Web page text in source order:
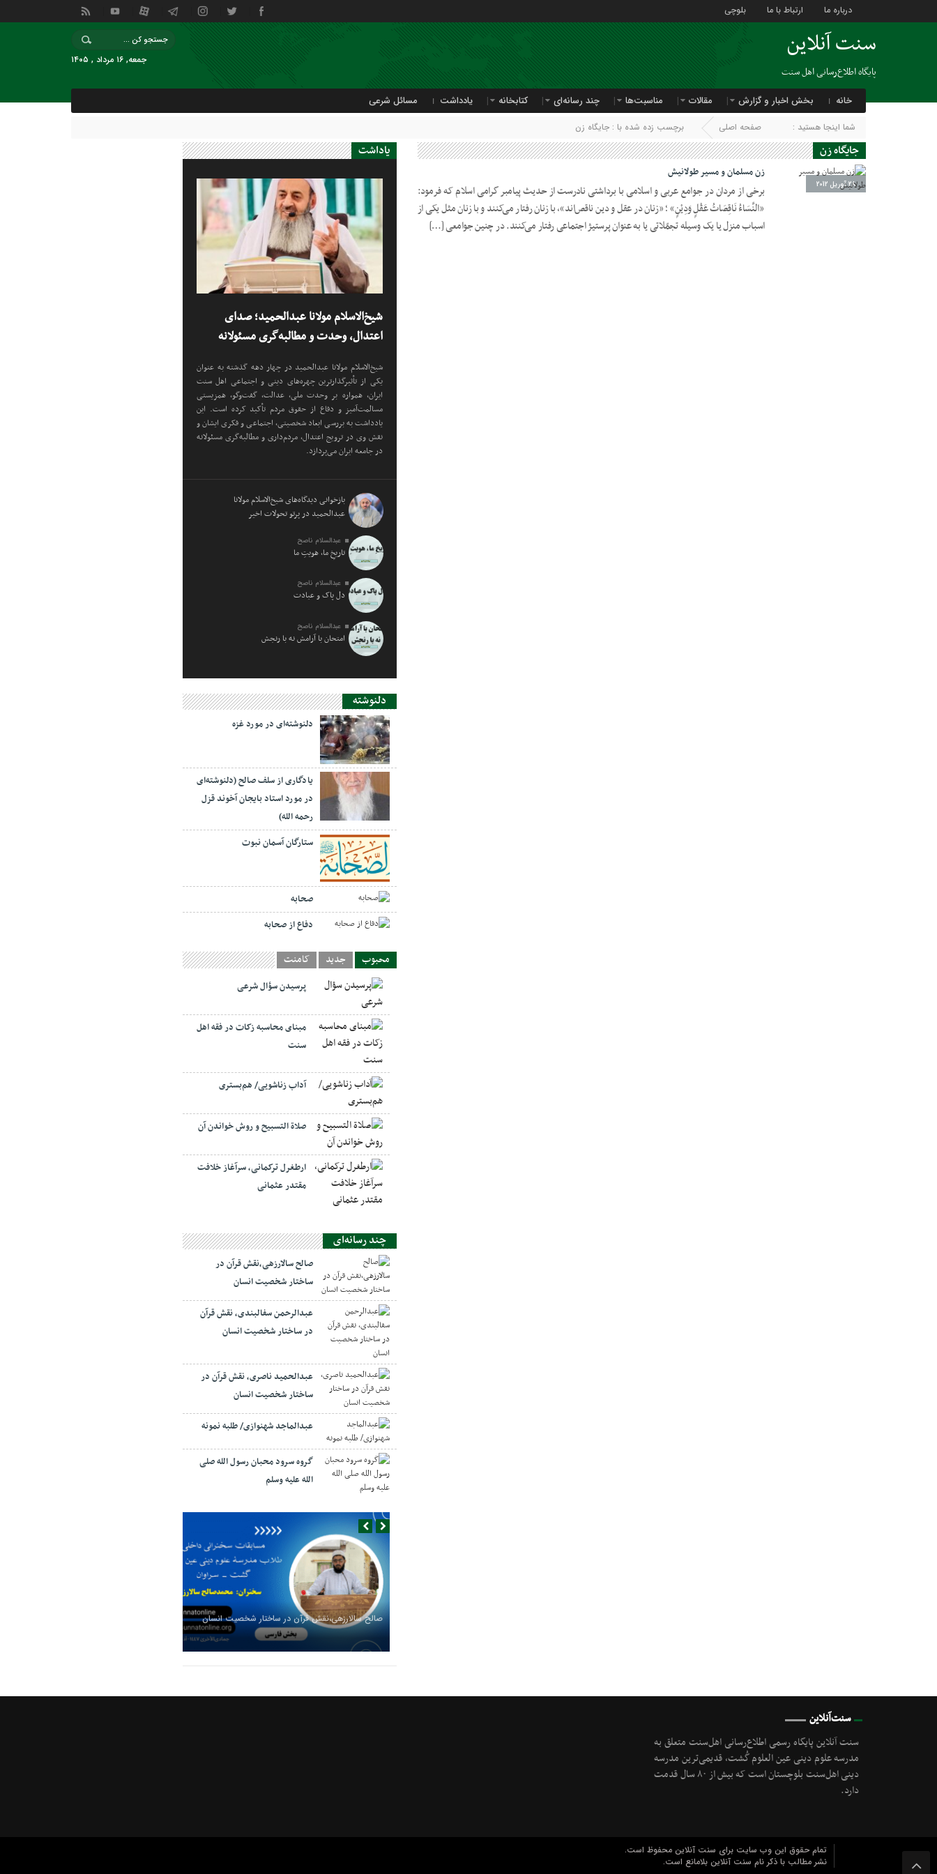
درباره ما ارتباط با ما بلوچی
سنت آنلاین
پایگاه اطلاع‌رسانی اهل سنت
جمعه, ۱۶ مرداد , ۱۴۰۵
خانه بخش اخبار و گزارش مقالات مناسبت‌ها چند رسانه‌ای کتابخانه یادداشت مسائل شرعی
شما اینجا هستید : صفحه اصلی برچسب زده شده با : جایگاه زن
جایگاه زن
28 آوریل 2012
زن مسلمان و مسیر طولانیش
برخی از مردان در جوامع عربی و اسلامی با برداشتی نادرست از حدیث پیامبر گرامی اسلام که فرمود:
«النِّسَاءُ نَاقِصَاتُ عَقْلٍ وَدِیْنٍ» ؛ «زنان در عقل و دین ناقص‌اند»، با زنان رفتار می‌کنند و با زنان مثل یکی از
اسباب منزل یا یک وسیله تجمّلاتی یا به عنوان پرستیژ اجتماعی رفتار می‌کنند. در چنین جوامعی […]
یاداشت
شیخ‌الاسلام مولانا عبدالحمید؛ صدای
اعتدال، وحدت و مطالبه‌گری مسئولانه
شیخ‌الاسلام مولانا عبدالحمید در چهار دهه گذشته به عنوان
یکی از تأثیرگذارترین چهره‌های دینی و اجتماعی اهل سنت
ایران، همواره بر وحدت ملی، عدالت، گفت‌وگو، همزیستی
مسالمت‌آمیز و دفاع از حقوق مردم تأکید کرده است. این
یادداشت به بررسی ابعاد شخصیتی، اجتماعی و فکری ایشان و
نقش وی در ترویج اعتدال، مردم‌داری و مطالبه‌گری مسئولانه
در جامعه ایران می‌پردازد.
بازخوانی دیدگاه‌های شیخ‌الاسلام مولانا
عبدالحمید در پرتو تحولات اخیر
عبدالسلام ناصح
تاریخِ ما، هویتِ ما
عبدالسلام ناصح
دل پاک و عبادت
عبدالسلام ناصح
امتحان با آرامش نه با رنجش
دلنوشته
دلنوشته‌ای در مورد غزه
یادگاری از سلف صالح (دلنوشته‌ای
در مورد استاد بایجان آخوند قزل
رحمه الله)
ستارگان آسمان نبوت
صحابه
دفاع از صحابه
محبوب جدید کامنت
پرسیدن سؤال شرعی
مبنای محاسبه زکات در فقه اهل
سنت
آداب زناشویی/ هم‌بستری
صلاة التسبيح و روش خواندن آن
ارطغرل ترکمانی، سرآغاز خلافت
مقتدر عثمانی
چند رسانه‌ای
صالح سالارزهی،‌نقش قرآن در
ساختار شخصیت انسان
عبدالرحمن سفالبندی، نقش قرآن
در ساختار شخصیت انسان
عبدالحمید ناصری، نقش قرآن در
ساختار شخصیت انسان
عبدالماجد شهنوازی/ طلبه نمونه
گروه سرود محبان رسول الله صلی
الله علیه وسلم
صالح سالارزهی،‌نقش قرآن در ساختار شخصیت انسان
سنت‌آنلاین
سنت آنلاین پایگاه رسمی اطلاع‌رسانی اهل‌سنت متعلق به
مدرسه علوم دینی عین العلوم گُشت, قدیمی‌ترین مدرسه
دینی اهل‌سنت بلوچستان است که بیش از ۸۰ سال قدمت
دارد.
تمام حقوق این وب سایت برای سنت آنلاین محفوظ است.
نشر مطالب با ذکر نام سنت آنلاین بلامانع است.